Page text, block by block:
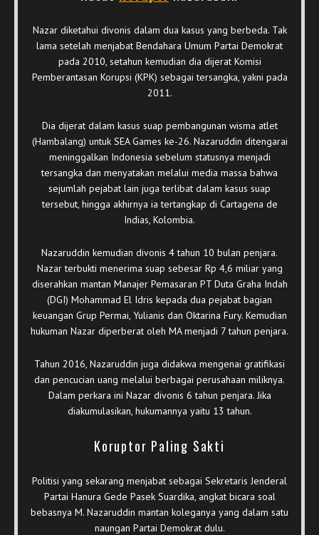
Nazar diketahui divonis dalam dua kasus yang berbeda. Tak
lama setelah menjabat Bendahara Umum Partai Demokrat
pada 2010, setahun kemudian dia dijerat Komisi
Pemberantasan Korupsi (KPK) sebagai tersangka, yakni pada
2011.
Dia dijerat dalam kasus suap pembangunan wisma atlet
(Hambalang) untuk SEA Games ke-26. Nazaruddin ditengarai
meninggalkan Indonesia sebelum statusnya menjadi
tersangka dan menyatakan melalui media massa bahwa
sejumlah pejabat lain juga terlibat dalam kasus suap
tersebut, hingga akhirnya ia tertangkap di Cartagena de
Indias, Kolombia.
Nazaruddin kemudian divonis 4 tahun 10 bulan penjara.
Nazar terbukti menerima suap sebesar Rp 4,6 miliar yang
diserahkan mantan Manajer Pemasaran PT Duta Graha Indah
(DGI) Mohammad El Idris kepada dua pejabat bagian
keuangan Grup Permai, Yulianis dan Oktarina Fury. Kemudian
hukuman Nazar diperberat oleh MA menjadi 7 tahun penjara.
Tahun 2016, Nazaruddin juga didakwa mengenai gratifikasi
dan pencucian uang melalui berbagai perusahaan miliknya.
Dalam perkara ini Nazar divonis 6 tahun penjara. Jika
diakumulasikan, hukumannya yaitu 13 tahun.
Koruptor Paling Sakti
Politisi yang sekarang menjabat sebagai Sekretaris Jenderal
Partai Hanura Gede Pasek Suardika, angkat bicara soal
bebasnya M. Nazaruddin mantan koleganya yang dalam satu
naungan Partai Demokrat dulu.